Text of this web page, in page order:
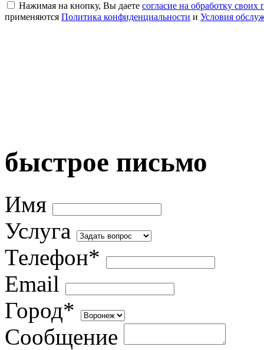
Нажимая на кнопку, Вы даете согласие на обработку
применяются Политика конфиденциальности и Условия
быстрое письмо
Имя
Услуга
Телефон*
Email
Город*
Сообщение